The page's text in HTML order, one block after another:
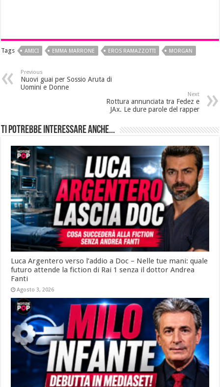
Tags AMICI EMMA MARRONE EROS RAMAZZOTTI MORGAN
Previous
Nuovi guai per Sossio Aruta di
Uomini e Donne
Next
Rottura annunciata tra Fedez e
JAx. Le dure parole del rapper
Ti potrebbe interessare anche...
Luca Argentero verso l’addio a Doc – Nelle tue mani: quale
futuro attende la fiction di Rai 1 senza il dottor Andrea
Fanti
Agosto 3, 2026